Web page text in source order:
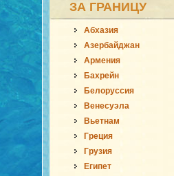
ЗА ГРАНИЦУ
Абхазия
Азербайджан
Армения
Бахрейн
Белоруссия
Венесуэла
Вьетнам
Греция
Грузия
Египет